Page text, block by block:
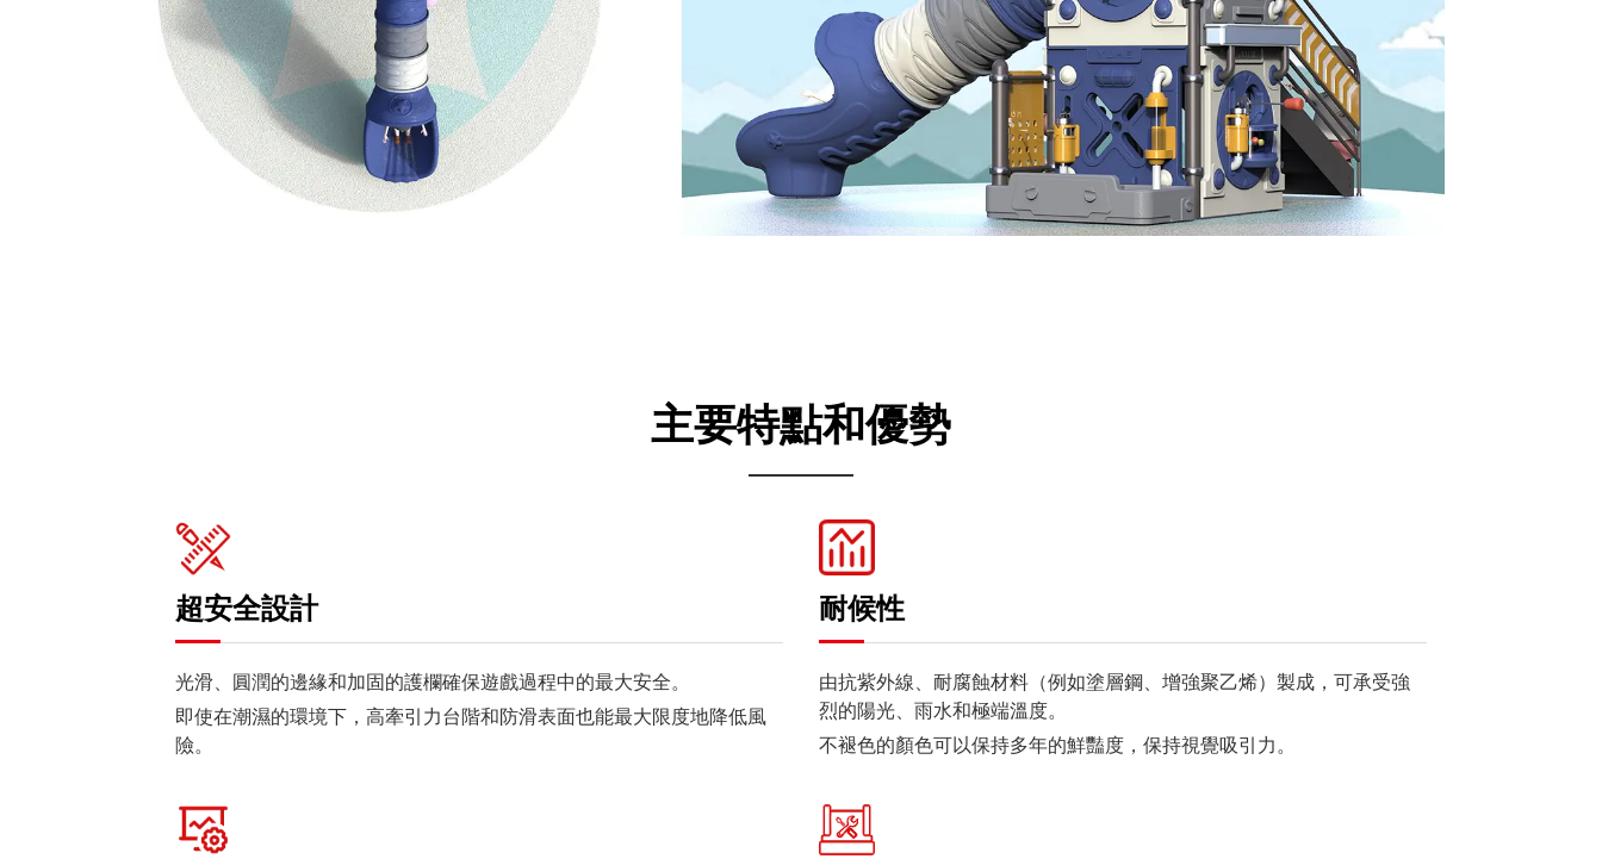
主要特點和優勢
超安全設計
光滑、圓潤的邊緣和加固的護欄確保遊戲過程中的最大安全。
即使在潮濕的環境下，高牽引力台階和防滑表面也能最大限度地降低風
險。
耐候性
由抗紫外線、耐腐蝕材料（例如塗層鋼、增強聚乙烯）製成，可承受強
烈的陽光、雨水和極端溫度。
不褪色的顏色可以保持多年的鮮豔度，保持視覺吸引力。